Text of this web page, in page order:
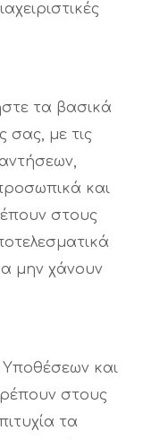
τα βασικά
σας, με τις
και
στους
μην χάνουν
Υποθέσεων και
στους
τα